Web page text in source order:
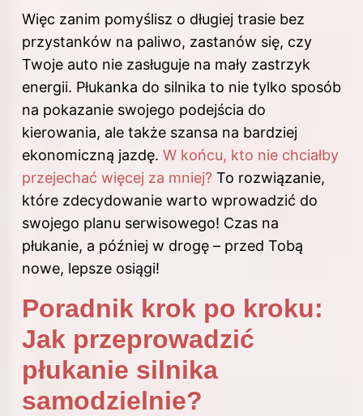
Więc zanim pomyślisz o długiej trasie bez
przystanków na paliwo, zastanów się, czy
Twoje auto nie zasługuje na mały zastrzyk
energii. Płukanka do silnika to nie tylko sposób
na pokazanie swojego podejścia do
kierowania, ale także szansa na bardziej
ekonomiczną jazdę. W końcu, kto nie chciałby
przejechać więcej za mniej? To rozwiązanie,
które zdecydowanie warto wprowadzić do
swojego planu serwisowego! Czas na
płukanie, a później w drogę – przed Tobą
nowe, lepsze osiągi!
Poradnik krok po kroku:
Jak przeprowadzić
płukanie silnika
samodzielnie?